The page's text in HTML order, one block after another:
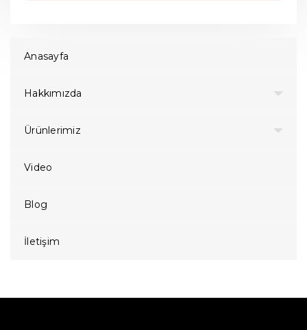
Anasayfa
Hakkımızda
Ürünlerimiz
Video
Blog
İletişim